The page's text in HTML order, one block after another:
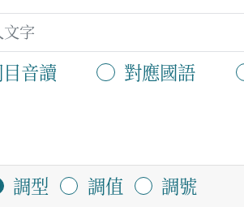
音讀 對應國語
調型 調值 調號